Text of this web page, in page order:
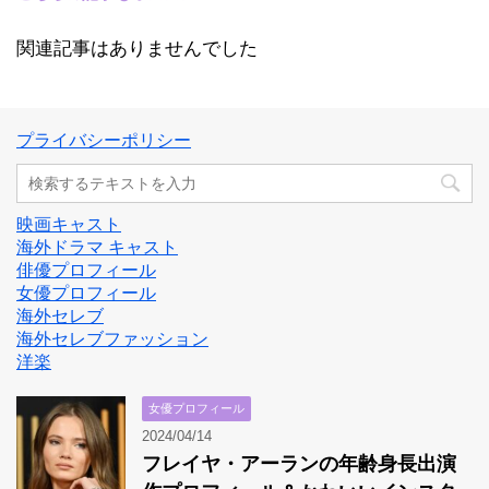
関連記事はありませんでした
プライバシーポリシー
映画キャスト
海外ドラマ キャスト
俳優プロフィール
女優プロフィール
海外セレブ
海外セレブファッション
洋楽
女優プロフィール
2024/04/14
フレイヤ・アーランの年齢身長出演